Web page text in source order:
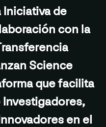
Iniciativa de
con la
Science
que facilita
en el